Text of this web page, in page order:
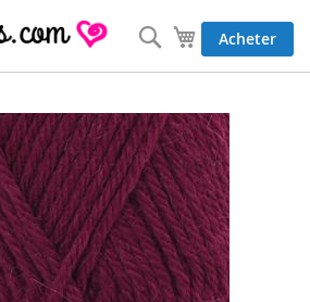
Mon panier
Acheter
Rechercher